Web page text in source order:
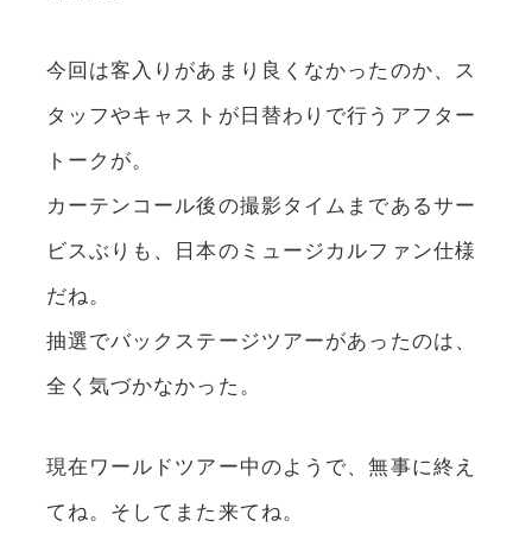
今回は客入りがあまり良くなかったのか、ス
タッフやキャストが日替わりで行うアフター
トークが。
カーテンコール後の撮影タイムまであるサー
ビスぶりも、日本のミュージカルファン仕様
だね。
抽選でバックステージツアーがあったのは、
全く気づかなかった。
現在ワールドツアー中のようで、無事に終え
てね。そしてまた来てね。